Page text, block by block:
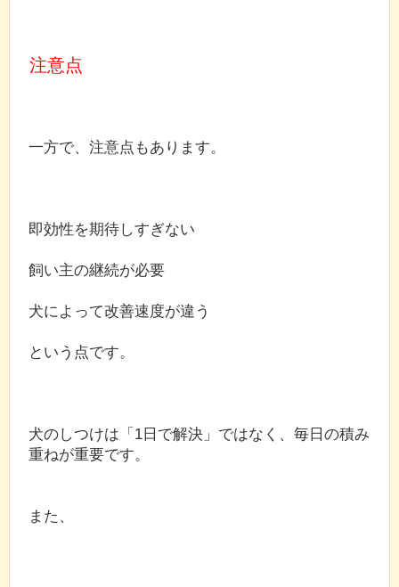
注意点
一方で、注意点もあります。
即効性を期待しすぎない
飼い主の継続が必要
犬によって改善速度が違う
という点です。
犬のしつけは「1日で解決」ではなく、毎日の積み
重ねが重要です。
また、